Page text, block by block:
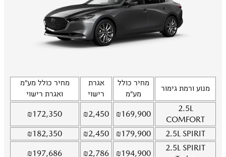
מנוע ורמת גימור
מחיר כולל
מע"מ
אגרת
רישוי
מחיר כולל מע"מ
ואגרת רישוי
2.5L
COMFORT
₪169,900
₪2,450
₪172,350
2.5L SPIRIT
₪179,900
₪2,450
₪182,350
2.5L SPIRIT
₪194,900
₪2,786
₪197,686